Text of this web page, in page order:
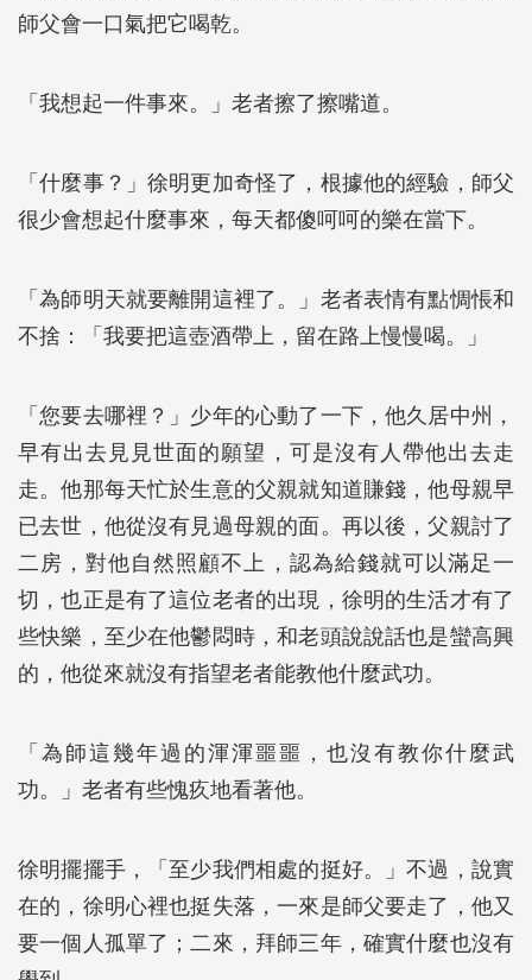
師父會一口氣把它喝乾。
「我想起一件事來。」老者擦了擦嘴道。
「什麼事？」徐明更加奇怪了，根據他的經驗，師父
很少會想起什麼事來，每天都傻呵呵的樂在當下。
「為師明天就要離開這裡了。」老者表情有點惆悵和
不捨：「我要把這壺酒帶上，留在路上慢慢喝。」
「您要去哪裡？」少年的心動了一下，他久居中州，
早有出去見見世面的願望，可是沒有人帶他出去走
走。他那每天忙於生意的父親就知道賺錢，他母親早
已去世，他從沒有見過母親的面。再以後，父親討了
二房，對他自然照顧不上，認為給錢就可以滿足一
切，也正是有了這位老者的出現，徐明的生活才有了
些快樂，至少在他鬱悶時，和老頭說說話也是蠻高興
的，他從來就沒有指望老者能教他什麼武功。
「為師這幾年過的渾渾噩噩，也沒有教你什麼武
功。」老者有些愧疚地看著他。
徐明擺擺手，「至少我們相處的挺好。」不過，說實
在的，徐明心裡也挺失落，一來是師父要走了，他又
要一個人孤單了；二來，拜師三年，確實什麼也沒有